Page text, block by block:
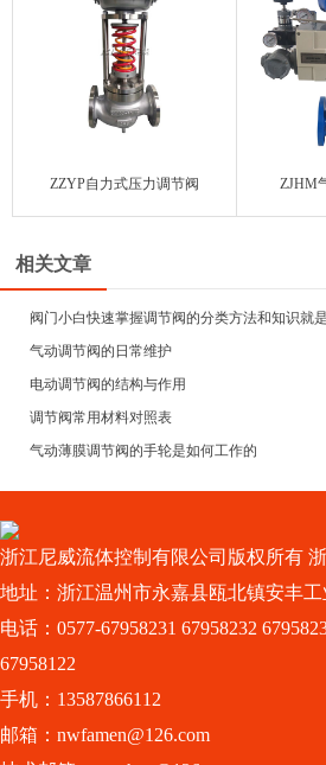
ZZYP自力式压力调节阀 ZJHM
相关文章
阀门小白快速掌握调节阀的分类方法和知识就
气动调节阀的日常维护
电动调节阀的结构与作用
调节阀常用材料对照表
气动薄膜调节阀的手轮是如何工作的
浙江尼威流体控制有限公司版权所有
地址：浙江温州市永嘉县瓯北镇安丰工
电话：0577-67958231 67958232
67958122
手机：13587866112
邮箱：nwfamen@126.com